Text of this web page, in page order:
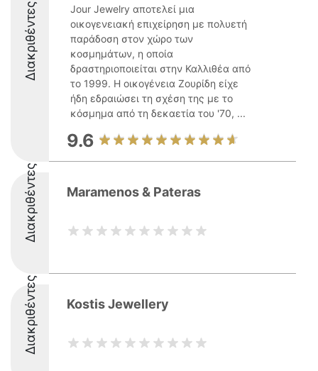
Διακριθέντες
Jour Jewelry αποτελεί μια
οικογενειακή επιχείρηση με πολυετή
παράδοση στον χώρο των
κοσμημάτων, η οποία
δραστηριοποιείται στην Καλλιθέα από
το 1999. Η οικογένεια Ζουρίδη είχε
ήδη εδραιώσει τη σχέση της με το
κόσμημα από τη δεκαετία του '70, ...
9.6
Διακριθέντες Maramenos & Pateras
Διακριθέντες Kostis Jewellery